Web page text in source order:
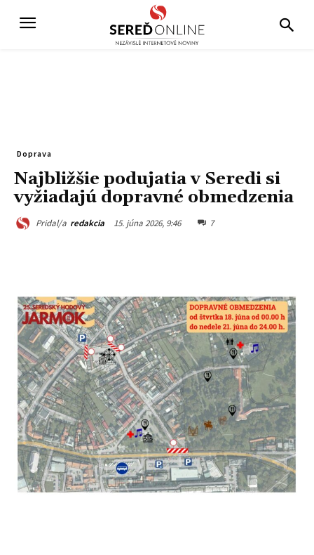
Doprava
Najbližšie podujatia v Seredi si
vyžiadajú dopravné obmedzenia
Pridal/a redakcia 15. júna 2026, 9:46 7